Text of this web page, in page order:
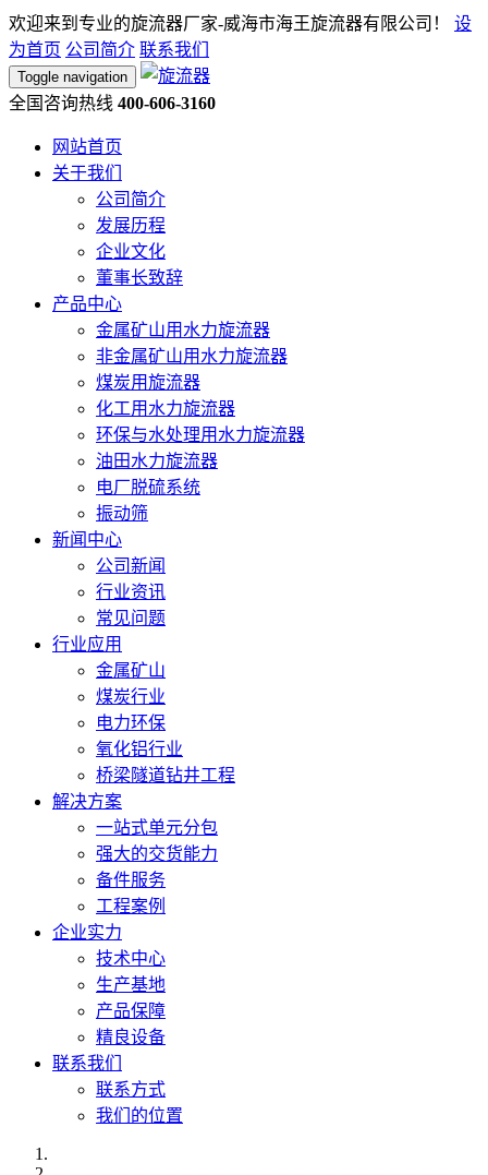
欢迎来到专业的旋流器厂家-威海市海王旋流器有限公司！
设
为首页 公司简介 联系我们
Toggle navigation
全国咨询热线 400-606-3160
网站首页
关于我们
公司简介
发展历程
企业文化
董事长致辞
产品中心
金属矿山用水力旋流器
非金属矿山用水力旋流器
煤炭用旋流器
化工用水力旋流器
环保与水处理用水力旋流器
油田水力旋流器
电厂脱硫系统
振动筛
新闻中心
公司新闻
行业资讯
常见问题
行业应用
金属矿山
煤炭行业
电力环保
氧化铝行业
桥梁隧道钻井工程
解决方案
一站式单元分包
强大的交货能力
备件服务
工程案例
企业实力
技术中心
生产基地
产品保障
精良设备
联系我们
联系方式
我们的位置